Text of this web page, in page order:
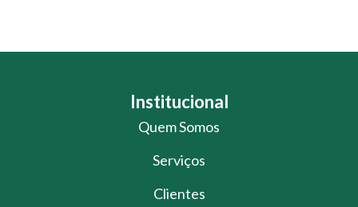
Institucional
Quem Somos
Serviços
Clientes